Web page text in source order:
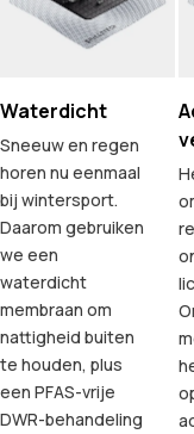
Waterdicht
Sneeuw en regen
horen nu eenmaal
bij wintersport.
Daarom gebruiken
we een
waterdicht
membraan om
nattigheid buiten
te houden, plus
een PFAS-vrije
DWR-behandeling